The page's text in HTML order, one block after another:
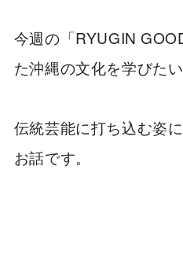
今週の「RYUGIN
た沖縄の文化
伝統芸能に打ち込む姿
お話です。